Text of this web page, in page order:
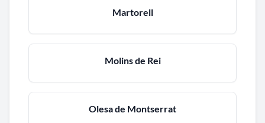
Martorell
Molins de Rei
Olesa de Montserrat